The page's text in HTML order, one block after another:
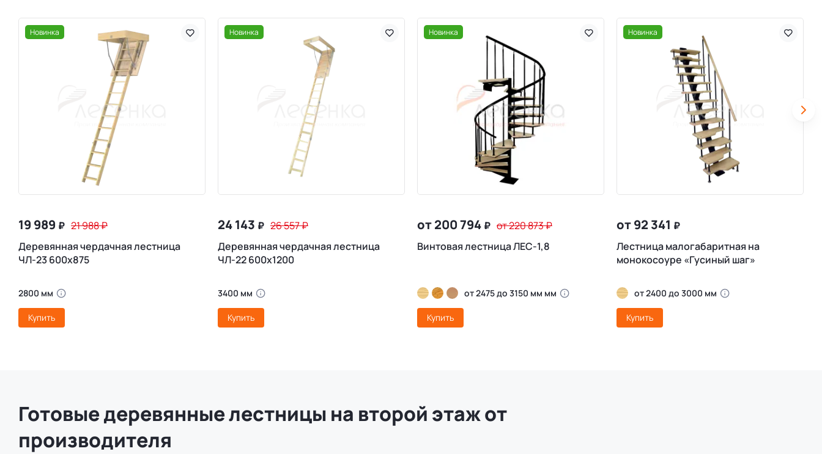
Новинка
19 989 ₽ 21 988₽
Деревянная чердачная лестница
ЧЛ-23 600х875
2800 мм
Купить
Новинка
24 143 ₽ 26 557₽
Деревянная чердачная лестница
ЧЛ-22 600х1200
3400 мм
Купить
Новинка
от 200 794 ₽ от 220 873₽
Винтовая лестница ЛЕС-1,8
от 2475 до 3150 мм мм
Купить
Новинка
от 92 341 ₽
Лестница малогабаритная на
монокосоуре «Гусиный шаг»
от 2400 до 3000 мм
Купить
Готовые деревянные лестницы на второй этаж от
производителя